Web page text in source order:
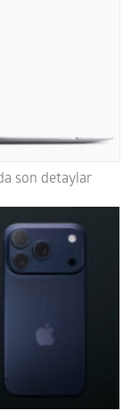
son detaylar